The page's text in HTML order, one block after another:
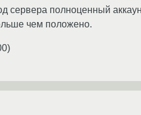
сервера полноценный
чем положено.
)